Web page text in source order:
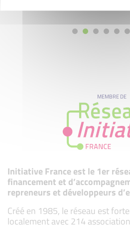
MEMBRE DE
Initiative France est le 1er
financement et
repreneurs et développeurs
Créé en 1985, le réseau est
localement avec 214